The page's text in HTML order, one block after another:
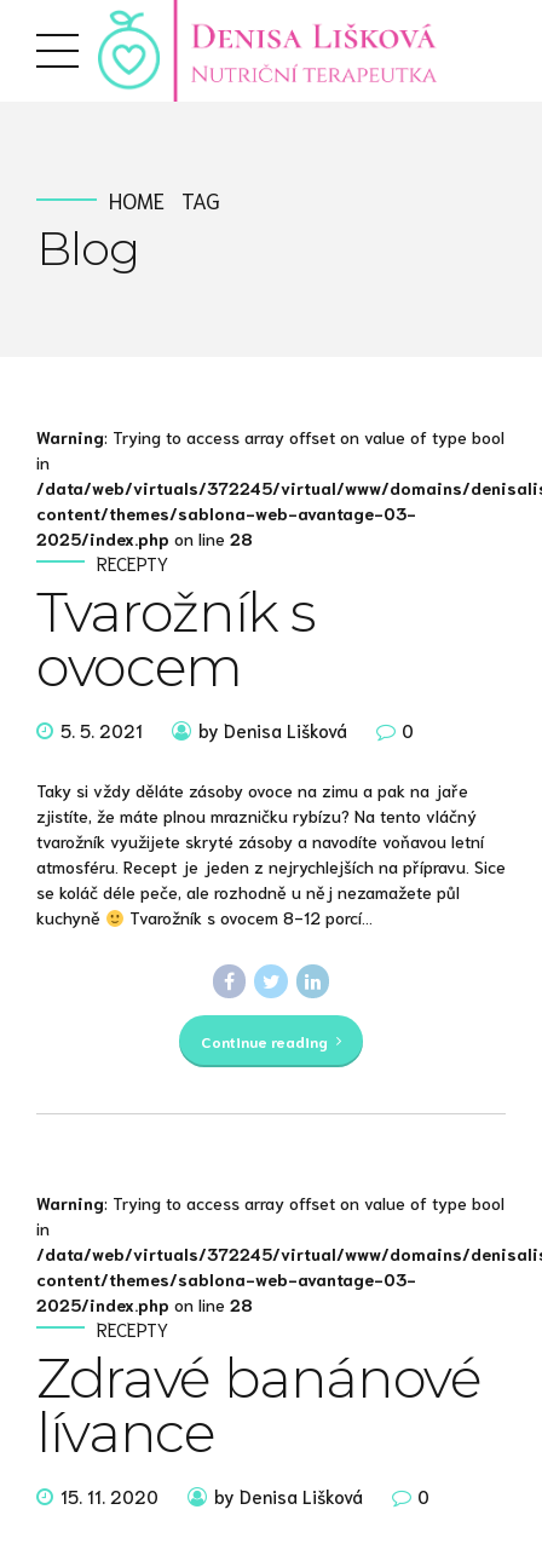
HOME TAG
Blog
Warning: Trying to access array offset on value of type bool
in
/data/web/virtuals/372245/virtual/www/domains/
content/themes/sablona-web-avantage-03-
2025/index.php on line 28
RECEPTY
Tvarožník s
ovocem
5. 5. 2021 by Denisa Lišková 0
Taky si vždy děláte zásoby ovoce na zimu a pak na jaře
zjistíte, že máte plnou mrazničku rybízu? Na tento vláčný
tvarožník využijete skryté zásoby a navodíte voňavou letní
atmosféru. Recept je jeden z nejrychlejších na přípravu. Sice
se koláč déle peče, ale rozhodně u něj nezamažete půl
kuchyně
Tvarožník s ovocem 8-12 porcí...
Continue reading
Warning: Trying to access array offset on value of type bool
in
/data/web/virtuals/372245/virtual/www/domains/
content/themes/sablona-web-avantage-03-
2025/index.php on line 28
RECEPTY
Zdravé banánové
lívance
15. 11. 2020 by Denisa Lišková 0